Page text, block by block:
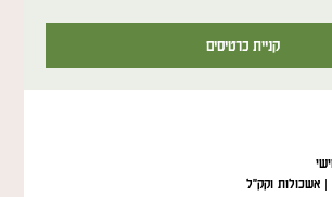
קניית כרטיסים
| אשכולות וקק"ל